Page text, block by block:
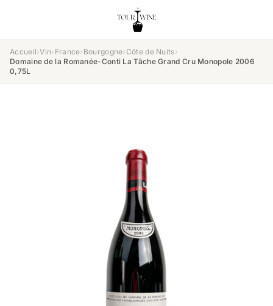
Accueil›Vin› France› Bourgogne›Côte de Nuits›
Domaine de la Romanée-Conti La Tâche Grand Cru Monopole 2006
0,75L